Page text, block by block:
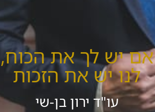
אם יש לך את הכוח,
לנו יש את הזכות
עו"ד ירון בן-שי